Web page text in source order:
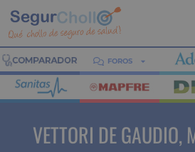
FOROS
VETTORI DE GAUDIO,